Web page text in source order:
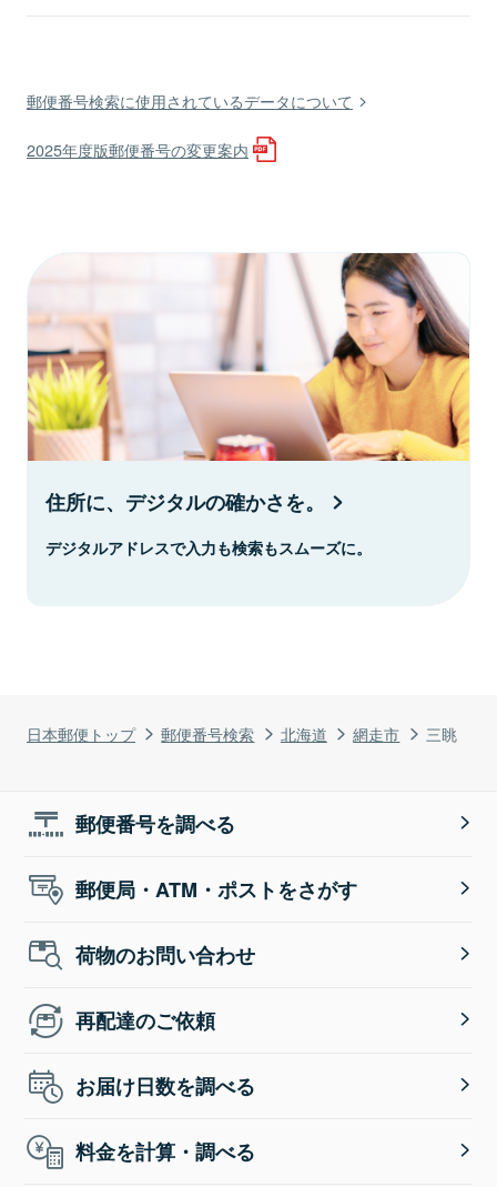
日本郵便トップ 郵便番号検索 北海道 網走市 三眺
郵便番号検索に使用されているデータについて
2025年度版郵便番号の変更案内
住所に、デジタルの確かさを。
デジタルアドレスで入力も検索もスムーズに。
郵便番号を調べる
郵便局・ATM・ポストをさがす
荷物のお問い合わせ
再配達のご依頼
お届け日数を調べる
料金を計算・調べる